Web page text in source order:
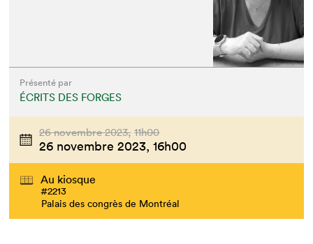
Présenté par
ÉCRITS DES FORGES
26 novembre 2023, 11h00
26 novembre 2023, 16h00
Au kiosque
#2213
Palais des congrès de Montréal